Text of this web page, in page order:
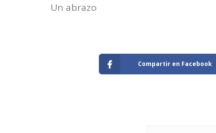
Un abrazo
Compartir en Facebook